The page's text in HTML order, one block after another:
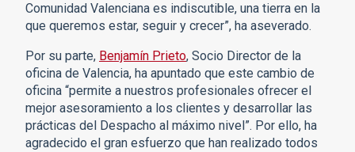
Comunidad Valenciana es indiscutible, una tierra en la
que queremos estar, seguir y crecer”, ha aseverado.
Por su parte, Benjamín Prieto, Socio Director de la
oficina de Valencia, ha apuntado que este cambio de
oficina “permite a nuestros profesionales ofrecer el
mejor asesoramiento a los clientes y desarrollar las
prácticas del Despacho al máximo nivel”. Por ello, ha
agradecido el gran esfuerzo que han realizado todos